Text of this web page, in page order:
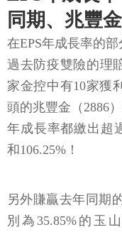
同期、兆豐
在EPS年成長率的
過去防疫雙險的理
家金控中有10家獲
頭的兆豐金（2886
年成長率都繳出超
和106.25%！
另外賺贏去年同期
別為35.85%的玉